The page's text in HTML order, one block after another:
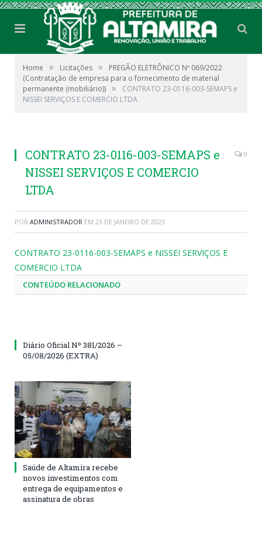
Home » Licitações »
PREGÃO ELETRÔNICO Nº 069/2022
(Contratação de empresa para o fornecimento de material
permanente (mobiliário)) »
CONTRATO 23-0116-003-SEMAPS e
NISSEI SERVIÇOS E COMERCIO LTDA
CONTRATO 23-0116-003-SEMAPS e
NISSEI SERVIÇOS E COMERCIO
LTDA
0
POR ADMINISTRADOR EM 23 DE JANEIRO DE 2023
CONTRATO 23-0116-003-SEMAPS e NISSEI SERVIÇOS E
COMERCIO LTDA
CONTEÚDO RELACIONADO
Diário Oficial Nº 381/2026 –
05/08/2026 (EXTRA)
Saúde de Altamira recebe
novos investimentos com
entrega de equipamentos e
assinatura de obras